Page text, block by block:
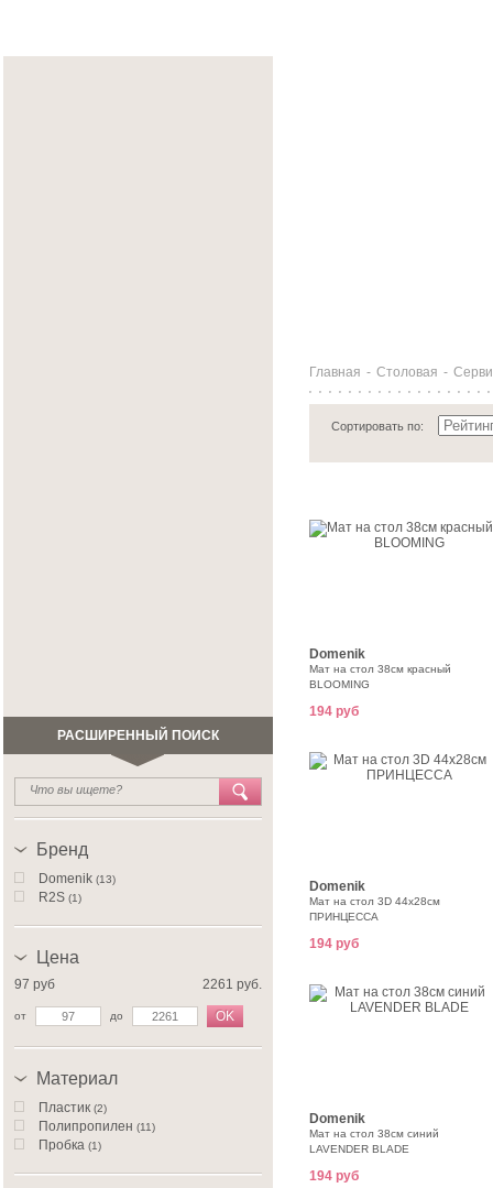
РАСШИРЕННЫЙ ПОИСК
Бренд
Domenik (13)
R2S (1)
Цена
97 руб 2261 руб.
от до OK
Материал
Пластик (2)
Полипропилен (11)
Пробка (1)
Главная - Столовая -
Сортировать по:
Domenik
Мат на стол 38см красный
BLOOMING
194 руб
Domenik
Мат на стол 3D 44х28см
ПРИНЦЕССА
194 руб
Domenik
Мат на стол 38см синий
LAVENDER BLADE
194 руб